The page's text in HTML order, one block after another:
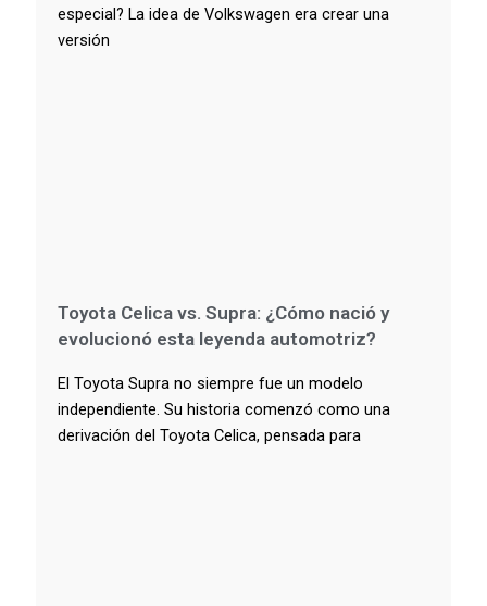
especial? La idea de Volkswagen era crear una
versión
Toyota Celica vs. Supra: ¿Cómo nació y
evolucionó esta leyenda automotriz?
El Toyota Supra no siempre fue un modelo
independiente. Su historia comenzó como una
derivación del Toyota Celica, pensada para